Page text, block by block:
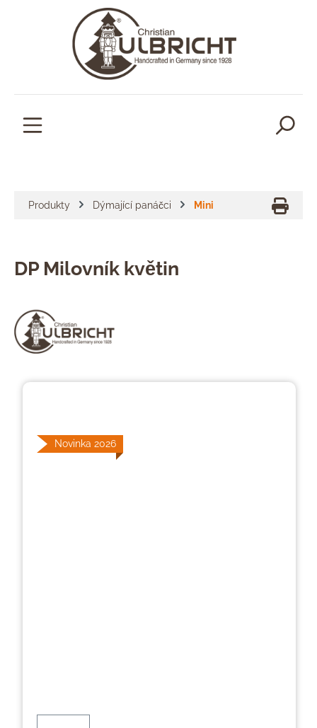
Produkty Dýmající panáčci Mini
DP Milovník květin
Novinka 2026